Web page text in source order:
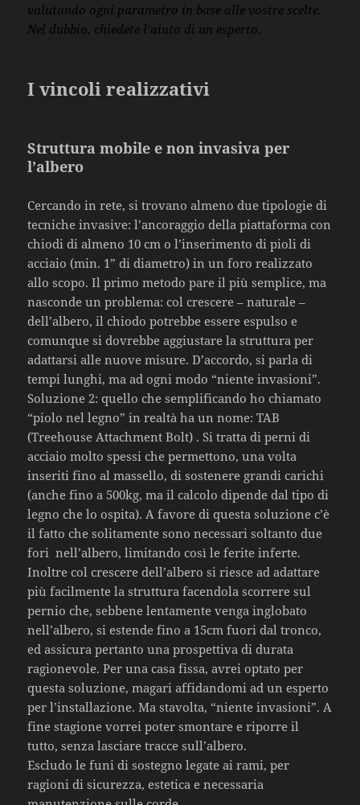
valutando ogni parametro in base alle vostre scelte.
Nel dubbio, chiedete l’aiuto di un esperto.
I vincoli realizzativi
Struttura mobile e non invasiva per
l’albero
Cercando in rete, si trovano almeno due tipologie di
tecniche invasive: l’ancoraggio della piattaforma con
chiodi di almeno 10 cm o l’inserimento di pioli di
acciaio (min. 1” di diametro) in un foro realizzato
allo scopo. Il primo metodo pare il più semplice, ma
nasconde un problema: col crescere – naturale –
dell’albero, il chiodo potrebbe essere espulso e
comunque si dovrebbe aggiustare la struttura per
adattarsi alle nuove misure. D’accordo, si parla di
tempi lunghi, ma ad ogni modo “niente invasioni”.
Soluzione 2: quello che semplificando ho chiamato
“piolo nel legno” in realtà ha un nome: TAB
(Treehouse Attachment Bolt) . Si tratta di perni di
acciaio molto spessi che permettono, una volta
inseriti fino al massello, di sostenere grandi carichi
(anche fino a 500kg, ma il calcolo dipende dal tipo di
legno che lo ospita). A favore di questa soluzione c’è
il fatto che solitamente sono necessari soltanto due
fori nell’albero, limitando così le ferite inferte.
Inoltre col crescere dell’albero si riesce ad adattare
più facilmente la struttura facendola scorrere sul
pernio che, sebbene lentamente venga inglobato
nell’albero, si estende fino a 15cm fuori dal tronco,
ed assicura pertanto una prospettiva di durata
ragionevole. Per una casa fissa, avrei optato per
questa soluzione, magari affidandomi ad un esperto
per l’installazione. Ma stavolta, “niente invasioni”. A
fine stagione vorrei poter smontare e riporre il
tutto, senza lasciare tracce sull’albero.
Escludo le funi di sostegno legate ai rami, per
ragioni di sicurezza, estetica e necessaria